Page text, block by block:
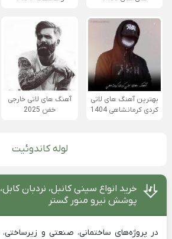
بهترین آهنگ های لاتی
کردی کرمانشاهی 1404
آهنگ های لاتی خارجی
خفن 2025
لوله کاندوئیت
خرید انواع سینی کانبل، نردبان
پوشش نیرو منور گستر
در پروژه‌های ساختمانی، صنعتی و